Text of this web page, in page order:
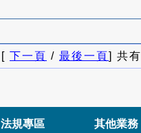
[ 下一頁 / 最後一頁] 共有
法規專區 其他業務